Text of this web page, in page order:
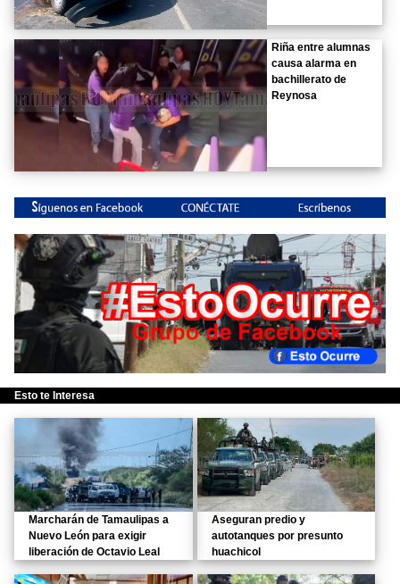
Riña entre alumnas
causa alarma en
bachillerato de
Reynosa
Esto te Interesa
Marcharán de Tamaulipas a
Nuevo León para exigir
liberación de Octavio Leal
Aseguran predio y
autotanques por presunto
huachicol